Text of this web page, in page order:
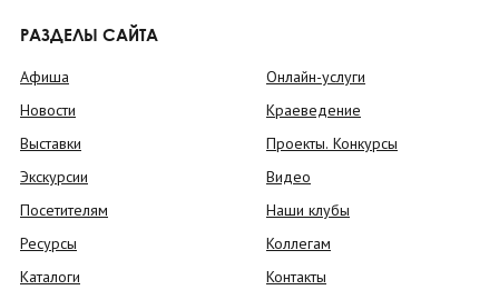
РАЗДЕЛЫ САЙТА
Афиша
Новости
Выставки
Экскурсии
Посетителям
Ресурсы
Каталоги
Онлайн-услуги
Краеведение
Проекты. Конкурсы
Видео
Наши клубы
Коллегам
Контакты